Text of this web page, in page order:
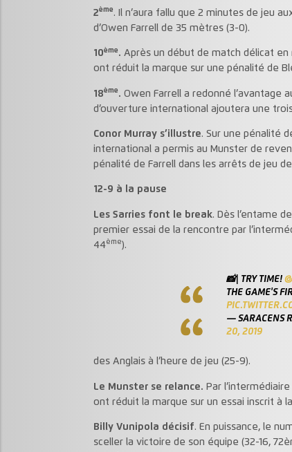
2ème. Il n’aura fallu que 2 minutes de jeu
d’Owen Farrell de 35 mètres (3-0).
10ème. Après un début de match délicat en
ont réduit la marque sur une pénalité de
18ème. Owen Farrell a redonné l’avantage
d’ouverture international ajoutera une
Conor Murray s’illustre. Sur une pénalité
international a permis au Munster de
pénalité de Farrell dans les arrêts de jeu
12-9 à la pause
Les Sarries font le break. Dès l’entame
premier essai de la rencontre par
44ème).
📸| TRY TIME!
THE GAME'S
— SARACENS
20, 2019
des Anglais à l’heure de jeu (25-9).
Le Munster se relance. Par
ont réduit la marque sur un essai inscrit à
Billy Vunipola décisif. En puissance, le
sceller la victoire de son équipe (32-16,